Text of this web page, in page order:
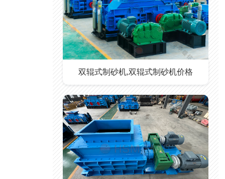
双辊式制砂机,双辊式制砂机价格